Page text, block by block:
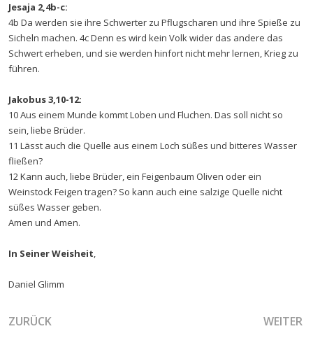
Jesaja 2,4b-c:
4b Da werden sie ihre Schwerter zu Pflugscharen und ihre Spieße zu
Sicheln machen. 4c Denn es wird kein Volk wider das andere das
Schwert erheben, und sie werden hinfort nicht mehr lernen, Krieg zu
führen.
Jakobus 3,10-12:
10 Aus einem Munde kommt Loben und Fluchen. Das soll nicht so
sein, liebe Brüder.
11 Lässt auch die Quelle aus einem Loch süßes und bitteres Wasser
fließen?
12 Kann auch, liebe Brüder, ein Feigenbaum Oliven oder ein
Weinstock Feigen tragen? So kann auch eine salzige Quelle nicht
süßes Wasser geben.
Amen und Amen.
In Seiner Weisheit,
Daniel Glimm
VORHERIGER BEITRAG: DAS WESEN GOTTES TRIFFT AUF
ZURÜCK WEITER